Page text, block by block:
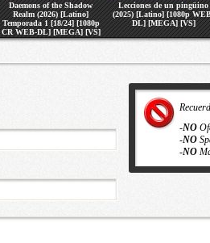
Daemons of the Shadow
Realm (2026) [Latino]
Temporada 1 [18/24] [1080p
CR WEB-DL] [MEGA] [VS]
Lecciones de un pingüino
(2025) [Latino] [1080p
DL] [MEGA] [VS]
-NO
-NO
-NO